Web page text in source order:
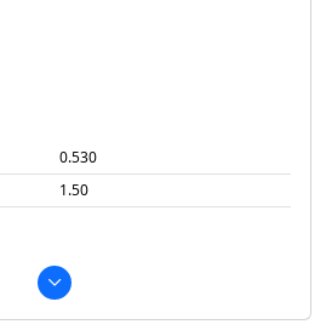
0.530
1.50